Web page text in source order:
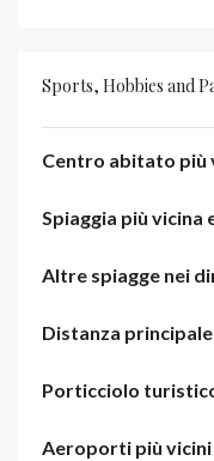
Sports, Hobbies and
Centro abitato più
Spiaggia più vicina
Altre spiagge nei
Distanza
Porticciolo
Aeroporti più vicini